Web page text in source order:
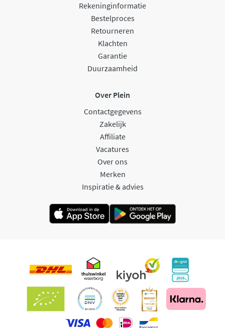
Rekeninginformatie
Bestelproces
Retourneren
Klachten
Garantie
Duurzaamheid
Over Plein
Contactgegevens
Zakelijk
Affiliate
Vacatures
Over ons
Merken
Inspiratie & advies